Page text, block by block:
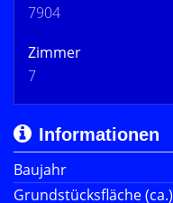
7904
Zimmer
7
Informationen
Baujahr
Grundstücksfläche (ca.)